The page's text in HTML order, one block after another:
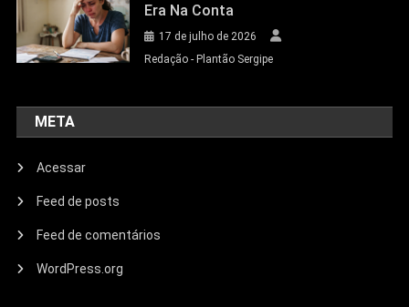
Era Na Conta
17 de julho de 2026
Redação - Plantão Sergipe
META
Acessar
Feed de posts
Feed de comentários
WordPress.org